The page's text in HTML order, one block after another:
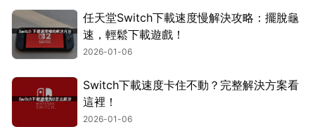
任天堂Switch下載速度慢解決攻略：擺脫龜
速，輕鬆下載遊戲！
2026-01-06
Switch下載速度卡住不動？完整解決方案看
這裡！
2026-01-06